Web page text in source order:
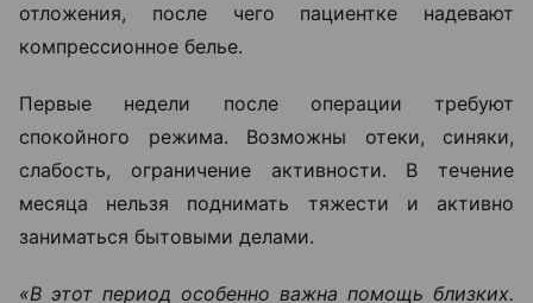
отложения, после чего пациентке надевают
компрессионное белье.
Первые недели после операции требуют
спокойного режима. Возможны отеки, синяки,
слабость, ограничение активности. В течение
месяца нельзя поднимать тяжести и активно
заниматься бытовыми делами.
«В этот период особенно важна помощь близких.